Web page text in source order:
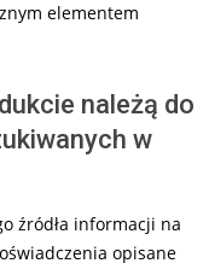
elementem
należą do
w
źródła informacji na
opisane